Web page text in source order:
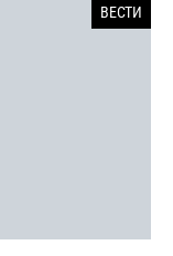
ВЕСТИ